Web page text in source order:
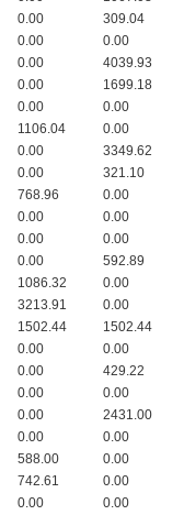
0.00
309.04
0.00
0.00
0.00
4039.93
0.00
1699.18
0.00
0.00
1106.04
0.00
0.00
3349.62
0.00
321.10
768.96
0.00
0.00
0.00
0.00
0.00
0.00
592.89
1086.32
0.00
3213.91
0.00
1502.44
1502.44
0.00
0.00
0.00
429.22
0.00
0.00
0.00
2431.00
0.00
0.00
588.00
0.00
742.61
0.00
0.00
0.00